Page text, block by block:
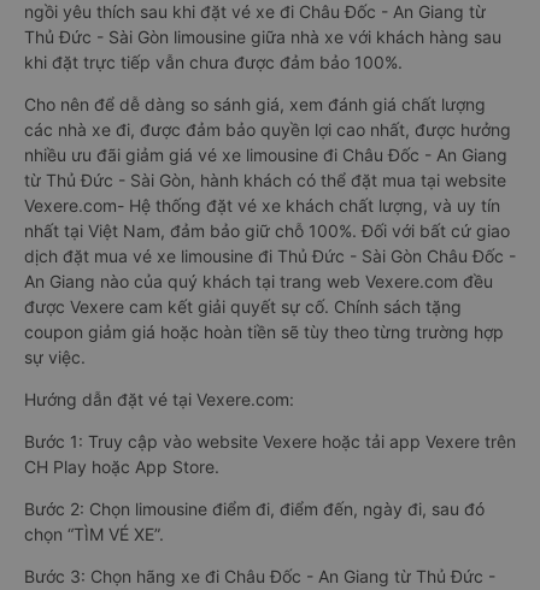
ngồi yêu thích sau khi đặt vé xe đi Châu Đốc - An Giang từ
Thủ Đức - Sài Gòn limousine giữa nhà xe với khách hàng sau
khi đặt trực tiếp vẫn chưa được đảm bảo 100%.
Cho nên để dễ dàng so sánh giá, xem đánh giá chất lượng
các nhà xe đi, được đảm bảo quyền lợi cao nhất, được hưởng
nhiều ưu đãi giảm giá vé xe limousine đi Châu Đốc - An Giang
từ Thủ Đức - Sài Gòn, hành khách có thể đặt mua tại website
Vexere.com- Hệ thống đặt vé xe khách chất lượng, và uy tín
nhất tại Việt Nam, đảm bảo giữ chỗ 100%. Đối với bất cứ giao
dịch đặt mua vé xe limousine đi Thủ Đức - Sài Gòn Châu Đốc -
An Giang nào của quý khách tại trang web Vexere.com đều
được Vexere cam kết giải quyết sự cố. Chính sách tặng
coupon giảm giá hoặc hoàn tiền sẽ tùy theo từng trường hợp
sự việc.
Hướng dẫn đặt vé tại Vexere.com:
Bước 1: Truy cập vào website Vexere hoặc tải app Vexere trên
CH Play hoặc App Store.
Bước 2: Chọn limousine điểm đi, điểm đến, ngày đi, sau đó
chọn “TÌM VÉ XE”.
Bước 3: Chọn hãng xe đi Châu Đốc - An Giang từ Thủ Đức -